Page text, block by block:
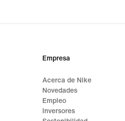
Empresa
Acerca de Nike
Novedades
Empleo
Inversores